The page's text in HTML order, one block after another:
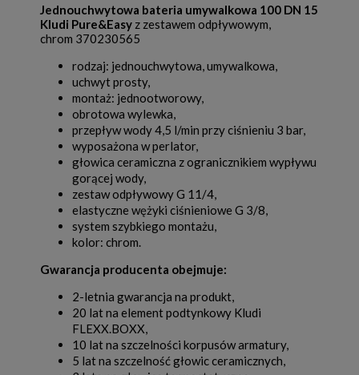
Jednouchwytowa bateria umywalkowa 100 DN 15
Kludi Pure&Easy z zestawem odpływowym,
chrom 370230565
rodzaj: jednouchwytowa, umywalkowa,
uchwyt prosty,
montaż: jednootworowy,
obrotowa wylewka,
przepływ wody 4,5 l/min przy ciśnieniu 3 bar,
wyposażona w perlator,
głowica ceramiczna z ogranicznikiem wypływu
gorącej wody,
zestaw odpływowy G 11/4,
elastyczne wężyki ciśnieniowe G 3/8,
system szybkiego montażu,
kolor: chrom.
Gwarancja producenta obejmuje:
2-letnia gwarancja na produkt,
20 lat na element podtynkowy Kludi
FLEXX.BOXX,
10 lat na szczelności korpusów armatury,
5 lat na szczelność głowic ceramicznych,